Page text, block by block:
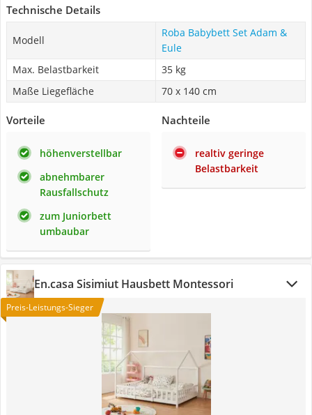
Technische Details
Modell
Roba Babybett Set Adam &
Eule
Max. Belastbarkeit
35 kg
Maße Liegefläche
70 x 140 cm
Vorteile
höhenverstellbar
abnehmbarer
Rausfallschutz
zum Juniorbett
umbaubar
Nachteile
realtiv geringe
Belastbarkeit
En.casa Sisimiut Hausbett Montessori
Preis-Leistungs-Sieger